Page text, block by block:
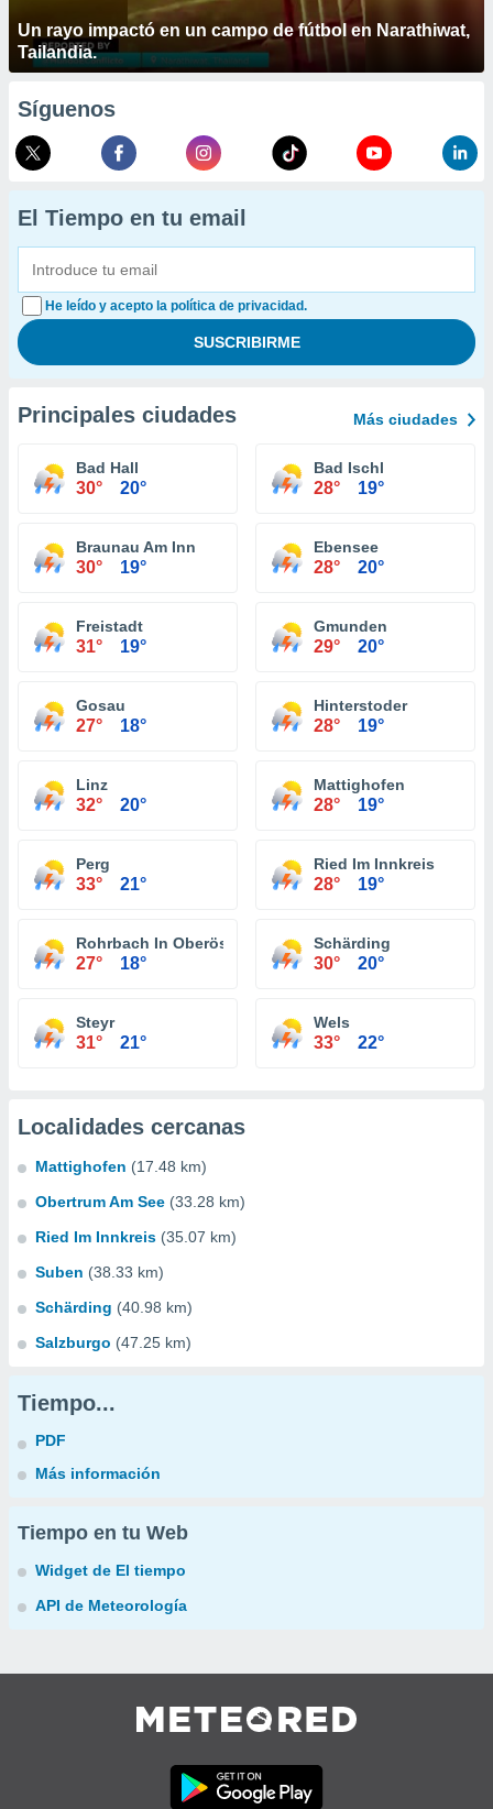
Un rayo impactó en un campo de fútbol en Narathiwat,
Tailandia.
Síguenos
El Tiempo en tu email
He leído y acepto la política de privacidad.
Principales ciudades Más ciudades
Bad Hall
30° 20°
Bad Ischl
28° 19°
Braunau Am Inn
30° 19°
Ebensee
28° 20°
Freistadt
31° 19°
Gmunden
29° 20°
Gosau
27° 18°
Hinterstoder
28° 19°
Linz
32° 20°
Mattighofen
28° 19°
Perg
33° 21°
Ried Im Innkreis
28° 19°
Rohrbach In Oberösterreich
27° 18°
Schärding
30° 20°
Steyr
31° 21°
Wels
33° 22°
Localidades cercanas
Mattighofen (17.48 km)
Obertrum Am See (33.28 km)
Ried Im Innkreis (35.07 km)
Suben (38.33 km)
Schärding (40.98 km)
Salzburgo (47.25 km)
Tiempo...
PDF
Más información
Tiempo en tu Web
Widget de El tiempo
API de Meteorología